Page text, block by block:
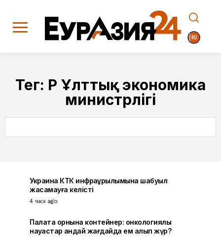
Тег: ҚР Ұлттық экономика
министрлігі
Украина КТК инфрақұрылымына шабуыл
жасамауға келісті
4 часа ago
Палата орнына контейнер: онкологиялық
науқастар қандай жағдайда ем алып жүр?